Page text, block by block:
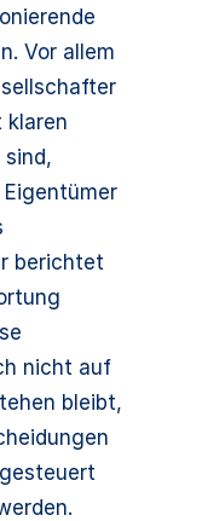
Vor allem
klaren
berichtet
nicht auf
bleibt,